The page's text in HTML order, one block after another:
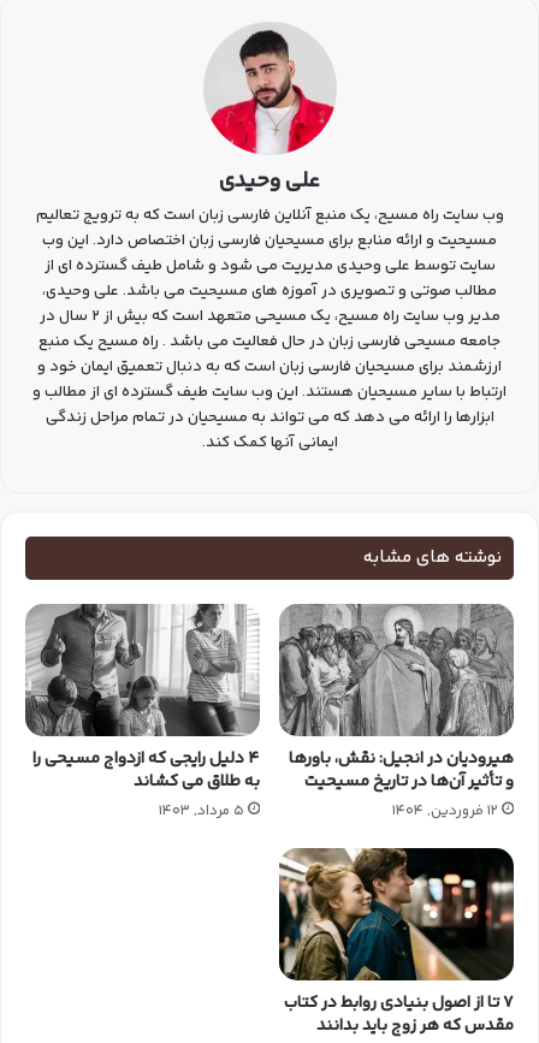
علی وحیدی
وب سایت راه مسیح، یک منبع آنلاین فارسی زبان است که به ترویج تعالیم
مسیحیت و ارائه منابع برای مسیحیان فارسی زبان اختصاص دارد. این وب
سایت توسط علی وحیدی مدیریت می شود و شامل طیف گسترده ای از
مطالب صوتی و تصویری در آموزه های مسیحیت می باشد. علی وحیدی،
مدیر وب سایت راه مسیح، یک مسیحی متعهد است که بیش از 2 سال در
جامعه مسیحی فارسی زبان در حال فعالیت می باشد . راه مسیح یک منبع
ارزشمند برای مسیحیان فارسی زبان است که به دنبال تعمیق ایمان خود و
ارتباط با سایر مسیحیان هستند. این وب سایت طیف گسترده ای از مطالب و
ابزارها را ارائه می دهد که می تواند به مسیحیان در تمام مراحل زندگی
ایمانی آنها کمک کند.
نوشته های مشابه
هیرودیان در انجیل: نقش، باورها
و تأثیر آن‌ها در تاریخ مسیحیت
12 فروردین, 1404
4 دلیل رایجی که ازدواج مسیحی را
به طلاق می کشاند
5 مرداد, 1403
7 تا از اصول بنیادی روابط در کتاب
مقدس که هر زوج باید بدانند